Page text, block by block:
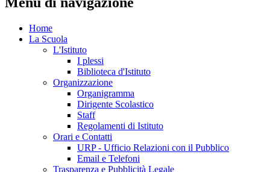
Home
La Scuola
L'Istituto
I plessi
Biblioteca d'Istituto
Organizzazione
Organigramma
Dirigente Scolastico
Staff
Regolamenti di Istituto
Orari e Contatti
URP - Ufficio Relazioni con il Pubblico
Email e Telefoni
Trasparenza e Pubblicità Legale